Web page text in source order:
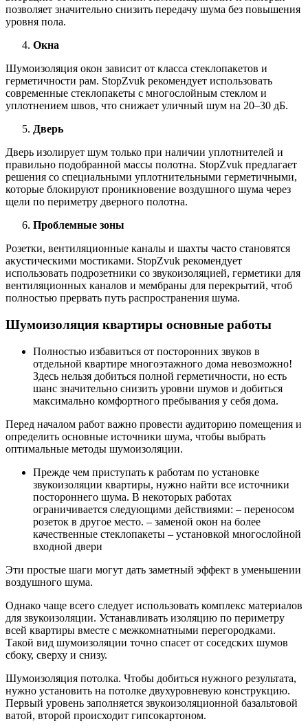
позволяет значительно снизить передачу шума без повышения
уровня пола.
Окна
Шумоизоляция окон зависит от класса стеклопакетов и
герметичности рам. StopZvuk рекомендует использовать
современные стеклопакеты с многослойным стеклом и
уплотнением швов, что снижает уличный шум на 20–30 дБ.
Дверь
Дверь изолирует шум только при наличии уплотнителей и
правильно подобранной массы полотна. StopZvuk предлагает
решения со специальными уплотнительными герметичными,
которые блокируют проникновение воздушного шума через
щели по периметру дверного полотна.
Проблемные зоны
Розетки, вентиляционные каналы и шахты часто становятся
акустическими мостиками. StopZvuk рекомендует
использовать подрозетники со звукоизоляцией, герметики для
вентиляционных каналов и мембраны для перекрытий, чтоб
полностью прервать путь распространения шума.
Шумоизоляция квартиры основные работы
Полностью избавиться от посторонних звуков в
отдельной квартире многоэтажного дома невозможно!
Здесь нельзя добиться полной герметичности, но есть
шанс значительно снизить уровни шумов и добиться
максимально комфортного пребывания у себя дома.
Перед началом работ важно провести аудиторию помещения и
определить основные источники шума, чтобы выбрать
оптимальные методы шумоизоляции.
Прежде чем приступать к работам по установке
звукоизоляции квартиры, нужно найти все источники
постороннего шума. В некоторых работах
ограничивается следующими действиями: – переносом
розеток в другое место. – заменой окон на более
качественные стеклопакеты – установкой многослойной
входной двери
Эти простые шаги могут дать заметный эффект в уменьшении
воздушного шума.
Однако чаще всего следует использовать комплекс материалов
для звукоизоляции. Устанавливать изоляцию по периметру
всей квартиры вместе с межкомнатными перегородками.
Такой вид шумоизоляции точно спасет от соседских шумов
сбоку, сверху и снизу.
Шумоизоляция потолка. Чтобы добиться нужного результата,
нужно установить на потолке двухуровневую конструкцию.
Первый уровень заполняется звукоизоляционной базальтовой
ватой, второй происходит гипсокартоном.